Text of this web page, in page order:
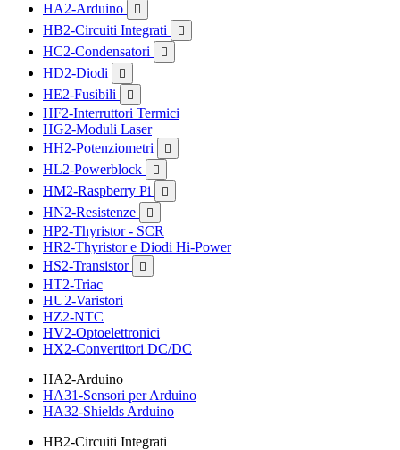
HA2-Arduino

HB2-Circuiti Integrati 
HC2-Condensatori 
HD2-Diodi 
HE2-Fusibili 
HF2-Interruttori Termici
HG2-Moduli Laser
HH2-Potenziometri

HL2-Powerblock 
HM2-Raspberry Pi 
HN2-Resistenze 
HP2-Thyristor - SCR
HR2-Thyristor e Diodi Hi-Power
HS2-Transistor

HT2-Triac
HU2-Varistori
HZ2-NTC
HV2-Optoelettronici
HX2-Convertitori DC/DC
HA2-Arduino
HA31-Sensori per Arduino
HA32-Shields Arduino
HB2-Circuiti Integrati